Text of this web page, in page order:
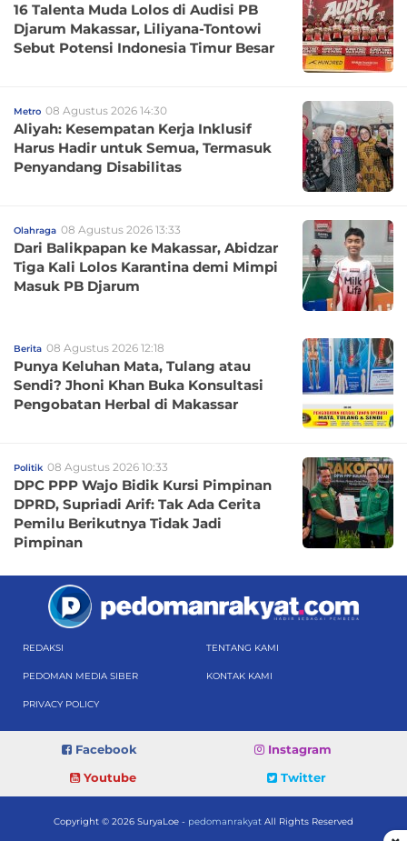
16 Talenta Muda Lolos di Audisi PB
Djarum Makassar, Liliyana-Tontowi
Sebut Potensi Indonesia Timur Besar
Metro 08 Agustus 2026 14:30
Aliyah: Kesempatan Kerja Inklusif
Harus Hadir untuk Semua, Termasuk
Penyandang Disabilitas
Olahraga 08 Agustus 2026 13:33
Dari Balikpapan ke Makassar, Abidzar
Tiga Kali Lolos Karantina demi Mimpi
Masuk PB Djarum
Berita 08 Agustus 2026 12:18
Punya Keluhan Mata, Tulang atau
Sendi? Jhoni Khan Buka Konsultasi
Pengobatan Herbal di Makassar
Politik 08 Agustus 2026 10:33
DPC PPP Wajo Bidik Kursi Pimpinan
DPRD, Supriadi Arif: Tak Ada Cerita
Pemilu Berikutnya Tidak Jadi
Pimpinan
REDAKSI TENTANG KAMI
PEDOMAN MEDIA SIBER KONTAK KAMI
PRIVACY POLICY
Facebook
Instagram
Youtube
Twitter
Copyright © 2026 SuryaLoe - pedomanrakyat All Rights Reserved